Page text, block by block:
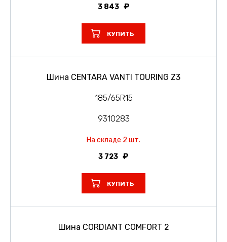
3 843
КУПИТЬ
Шина CENTARA VANTI TOURING Z3
185/65R15
9310283
На складе 2 шт.
3 723
КУПИТЬ
Шина CORDIANT COMFORT 2